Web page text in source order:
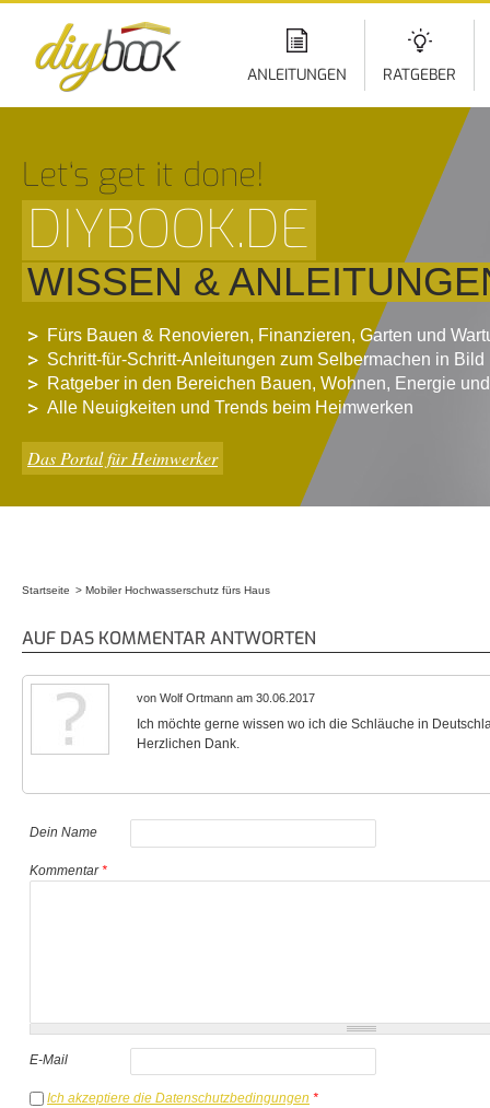
ANLEITUNGEN RATGEBER
Let‘s get it done!
DIYBOOK.DE
WISSEN &
Fürs Bauen & Renovieren, Finanzieren, Garten und
Schritt-für-Schritt-Anleitungen zum Selbermachen in Bild
Ratgeber in den Bereichen Bauen, Wohnen, Energie
Alle Neuigkeiten und Trends beim Heimwerken
Das Portal für Heimwerker
Startseite Mobiler Hochwasserschutz fürs Haus
AUF DAS KOMMENTAR ANTWORTEN
von Wolf Ortmann am 30.06.2017
Ich möchte gerne wissen wo ich die Schläuche in
Herzlichen Dank.
Dein Name
Kommentar*
E-Mail
Ich akzeptiere die Datenschutzbedingungen *